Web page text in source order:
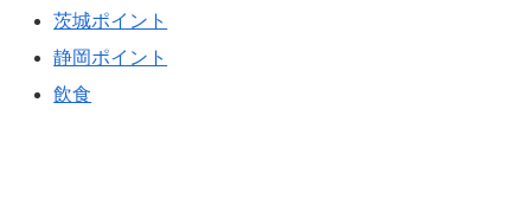
茨城ポイント
静岡ポイント
飲食